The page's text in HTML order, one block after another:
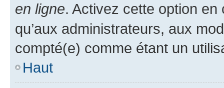
en ligne. Activez cette option
qu’aux administrateurs, aux
compté(e) comme étant un
Haut